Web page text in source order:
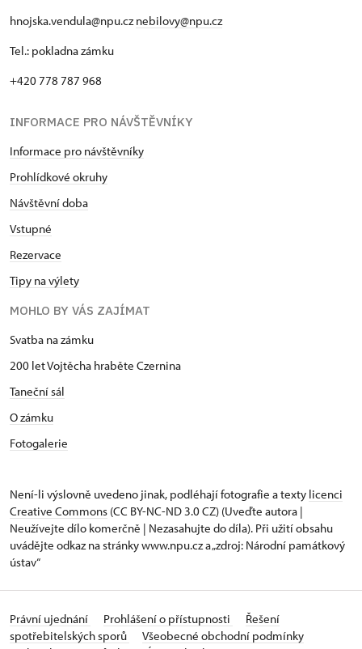
hnojska.vendula@npu.cznebilovy@npu.cz
Tel.: pokladna zámku
+420 778 787 968
INFORMACE PRO NÁVŠTĚVNÍKY
Informace pro návštěvníky
Prohlídkové okruhy
Návštěvní doba
Vstupné
Rezervace
Tipy na výlety
MOHLO BY VÁS ZAJÍMAT
Svatba na zámku
200 let Vojtěcha hraběte Czernina
Taneční sál
O zámku
Fotogalerie
Není-li výslovně uvedeno jinak, podléhají fotografie a texty licenci
Creative Commons (CC BY-NC-ND 3.0 CZ) (Uveďte autora |
Neužívejte dílo komerčně | Nezasahujte do díla). Při užití obsahu
uvádějte odkaz na stránky www.npu.cz a „zdroj: Národní památkový
ústav“
Právní ujednání Prohlášení o přístupnosti
Řešení
spotřebitelských sporů
Všeobecné obchodní podmínky